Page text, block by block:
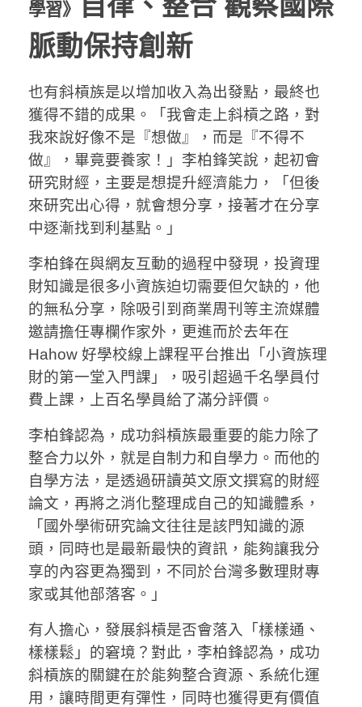
學習》
脈動保持創新
也有斜槓族是以增加收入為出發點，最終也
獲得不錯的成果。「我會走上斜槓之路，對
我來說好像不是『想做』，而是『不得不
做』，畢竟要養家！」李柏鋒笑說，起初會
研究財經，主要是想提升經濟能力，「但後
來研究出心得，就會想分享，接著才在分享
中逐漸找到利基點。」
李柏鋒在與網友互動的過程中發現，投資理
財知識是很多小資族迫切需要但欠缺的，他
的無私分享，除吸引到商業周刊等主流媒體
邀請擔任專欄作家外，更進而於去年在
Hahow 好學校線上課程平台推出「小資族理
財的第一堂入門課」，吸引超過千名學員付
費上課，上百名學員給了滿分評價。
李柏鋒認為，成功斜槓族最重要的能力除了
整合力以外，就是自制力和自學力。而他的
自學方法，是透過研讀英文原文撰寫的財經
論文，再將之消化整理成自己的知識體系，
「國外學術研究論文往往是該門知識的源
頭，同時也是最新最快的資訊，能夠讓我分
享的內容更為獨到，不同於台灣多數理財專
家或其他部落客。」
有人擔心，發展斜槓是否會落入「樣樣通、
樣樣鬆」的窘境？對此，李柏鋒認為，成功
斜槓族的關鍵在於能夠整合資源、系統化運
用，讓時間更有彈性，同時也獲得更有價值